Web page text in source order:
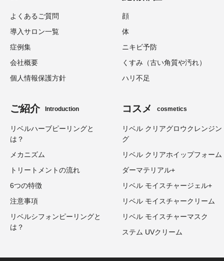
よくあるご質問
導入サロン一覧
症例集
会社概要
個人情報保護方針
顔
体
ニキビ予防
くすみ（古い角質や汚れ）
ハリ不足
ご紹介 Introduction
リベルハーブピーリングと
は？
メカニズム
トリートメントの流れ
6つの特徴
注意事項
リベルシフォンピーリングと
は？
コスメ cosmetics
リベル クリアグロウクレンジン
グ
リベル クリアホイップフォーム
ダーマテリアル+
リベル モイスチャージェル+
リベル モイスチャークリーム
リベル モイスチャーマスク
ステム UVクリーム